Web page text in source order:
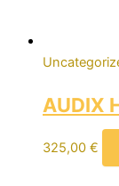
AUDIX
325,00 €